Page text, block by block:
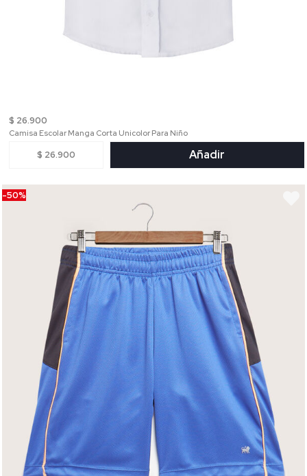
$ 26.900
Camisa Escolar Manga Corta Unicolor Para Niño
$ 26.900 Añadir
-50%